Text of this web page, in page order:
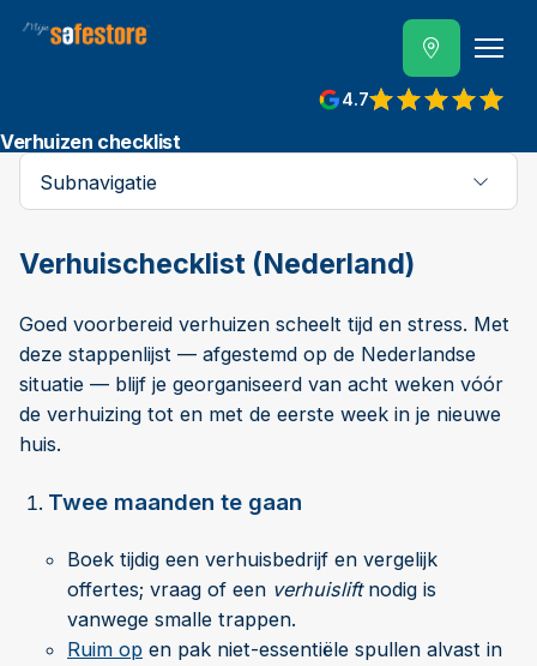
4.7
Verhuizen checklist
Subnavigatie
Verhuischecklist (Nederland)
Goed voorbereid verhuizen scheelt tijd en stress. Met
deze stappenlijst — afgestemd op de Nederlandse
situatie — blijf je georganiseerd van acht weken vóór
de verhuizing tot en met de eerste week in je nieuwe
huis.
Twee maanden te gaan
Boek tijdig een verhuisbedrijf en vergelijk
offertes; vraag of een verhuisliftnodig is
vanwege smalle trappen.
Ruim op en pak niet-essentiële spullen alvast in